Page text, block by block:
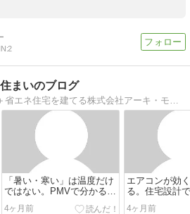
2
まいのブログ
東京と埼玉でSE構法＋省エネ住宅を建てる株式会社アーキ・モーダ。全棟構造計算（許容応力度計算）を実施し、建物燃費ナビにて省エネ性能を確認。
「暑い・寒い」は温度だけ
ではない。PMVで分かる本
当の快適さとは？
4ヶ月前
エアコンが効
る。住宅設計
べき「熱の３
4ヶ月前